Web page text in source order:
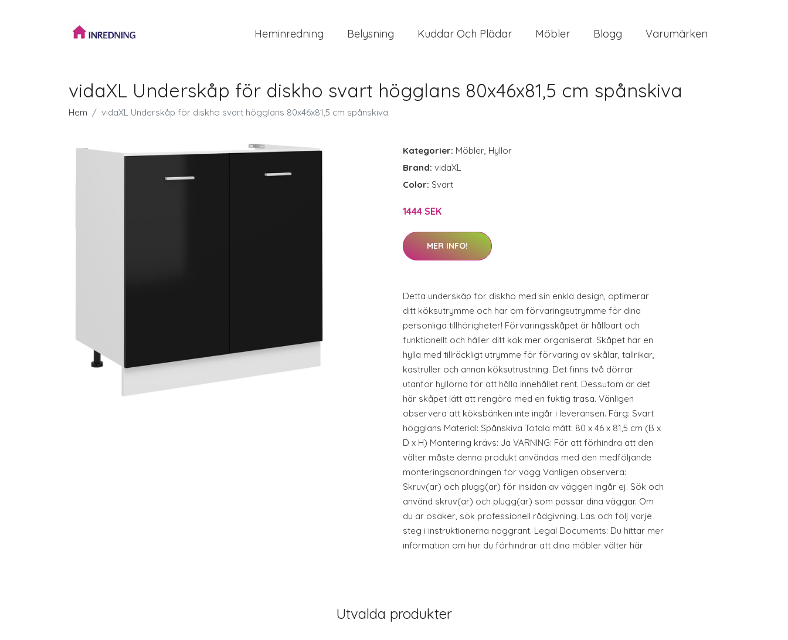
Heminredning Belysning Kuddar Och Plädar Möbler Blogg Varumärken
vidaXL Underskåp för diskho svart högglans 80x46x81,5 cm spånskiva
Hem vidaXL Underskåp för diskho svart högglans 80x46x81,5 cm spånskiva
Kategorier: Möbler, Hyllor
Brand: vidaXL
Color: Svart
1444 SEK
MER INFO!
Detta underskåp för diskho med sin enkla design, optimerar
ditt köksutrymme och har om förvaringsutrymme för dina
personliga tillhörigheter! Förvaringsskåpet är hållbart och
funktionellt och håller ditt kök mer organiserat. Skåpet har en
hylla med tillräckligt utrymme för förvaring av skålar, tallrikar,
kastruller och annan köksutrustning. Det finns två dörrar
utanför hyllorna för att hålla innehållet rent. Dessutom är det
här skåpet lätt att rengöra med en fuktig trasa. Vänligen
observera att köksbänken inte ingår i leveransen. Färg: Svart
högglans Material: Spånskiva Totala mått: 80 x 46 x 81,5 cm (B x
D x H) Montering krävs: Ja VARNING: För att förhindra att den
välter måste denna produkt användas med den medföljande
monteringsanordningen för vägg Vänligen observera:
Skruv(ar) och plugg(ar) för insidan av väggen ingår ej. Sök och
använd skruv(ar) och plugg(ar) som passar dina väggar. Om
du är osäker, sök professionell rådgivning. Läs och följ varje
steg i instruktionerna noggrant. Legal Documents: Du hittar mer
information om hur du förhindrar att dina möbler välter här
Utvalda produkter